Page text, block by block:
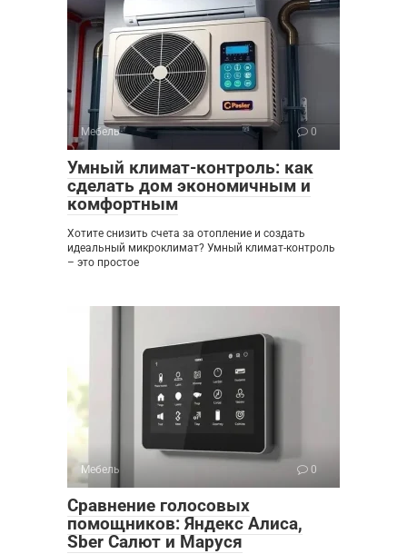
Мебель 0
Умный климат-контроль: как
сделать дом экономичным и
комфортным
Хотите снизить счета за отопление и создать
идеальный микроклимат? Умный климат-контроль
– это простое
Мебель 0
Сравнение голосовых
помощников: Яндекс Алиса,
Sber Салют и Маруся